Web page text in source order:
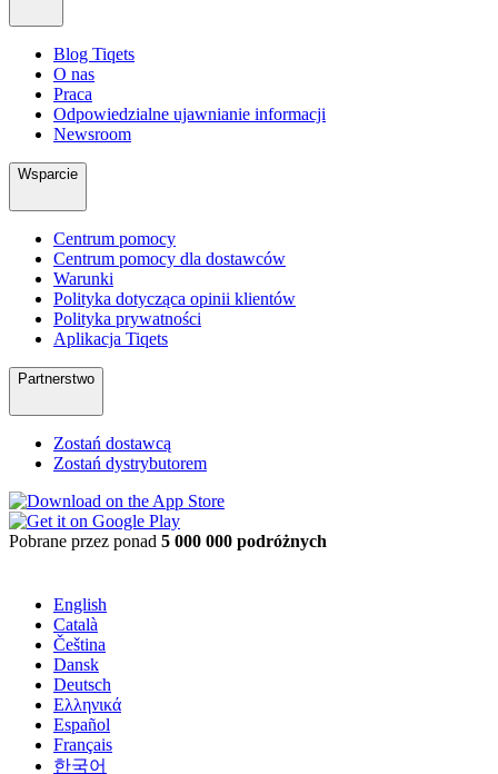
Blog Tiqets
O nas
Praca
Odpowiedzialne ujawnianie informacji
Newsroom
Wsparcie
Centrum pomocy
Centrum pomocy dla dostawców
Warunki
Polityka dotycząca opinii klientów
Polityka prywatności
Aplikacja Tiqets
Partnerstwo
Zostań dostawcą
Zostań dystrybutorem
Pobrane przez ponad 5 000 000 podróżnych
English
Català
Čeština
Dansk
Deutsch
Ελληνικά
Español
Français
한국어